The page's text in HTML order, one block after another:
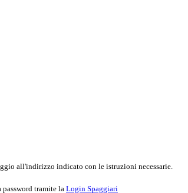
all'indirizzo indicato con le istruzioni necessarie.
tramite la Login Spaggiari